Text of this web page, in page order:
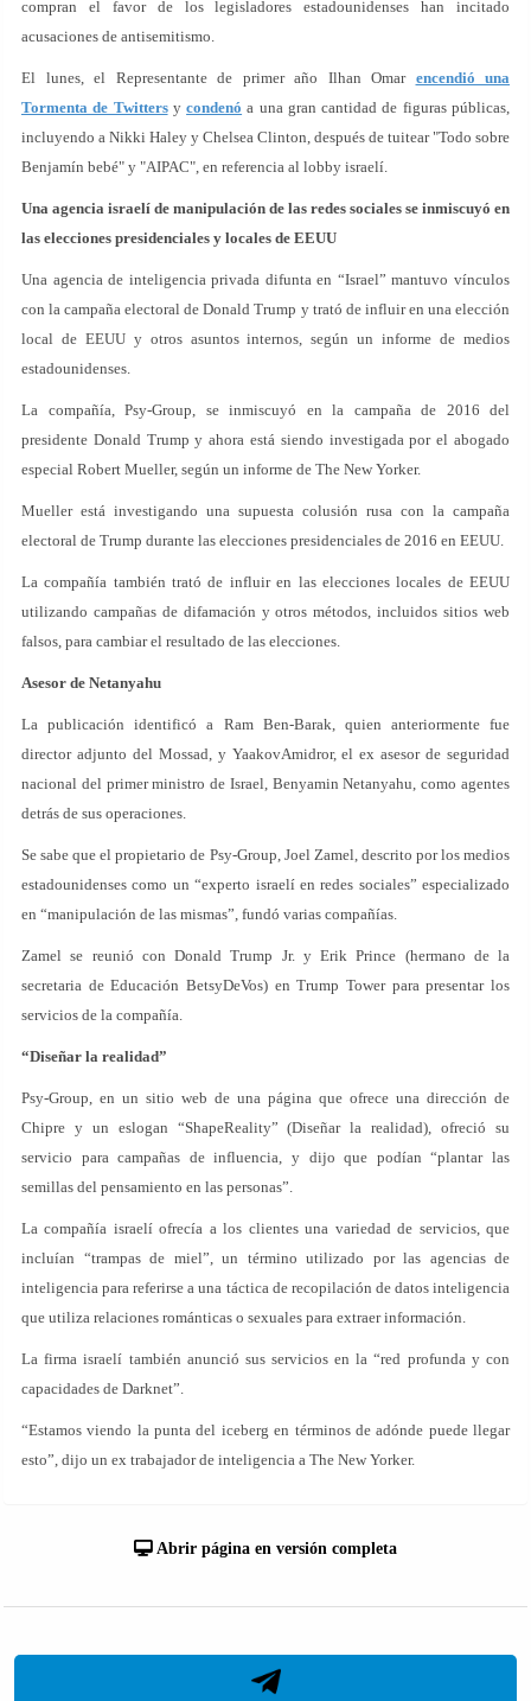
compran el favor de los legisladores estadounidenses han incitado
acusaciones de antisemitismo.
El lunes, el Representante de primer año Ilhan Omar encendió una
Tormenta de Twittersycondenó a una gran cantidad de figuras públicas,
incluyendo a Nikki Haley y Chelsea Clinton, después de tuitear "Todo sobre
Benjamín bebé" y "AIPAC", en referencia al lobby israelí.
Una agencia israelí de manipulación de las redes sociales se inmiscuyó en
las elecciones presidenciales y locales de EEUU
Una agencia de inteligencia privada difunta en “Israel” mantuvo vínculos
con la campaña electoral de Donald Trump y trató de influir en una elección
local de EEUU y otros asuntos internos, según un informe de medios
estadounidenses.
La compañía, Psy-Group, se inmiscuyó en la campaña de 2016 del
presidente Donald Trump y ahora está siendo investigada por el abogado
especial Robert Mueller, según un informe de The New Yorker.
Mueller está investigando una supuesta colusión rusa con la campaña
electoral de Trump durante las elecciones presidenciales de 2016 en EEUU.
La compañía también trató de influir en las elecciones locales de EEUU
utilizando campañas de difamación y otros métodos, incluidos sitios web
falsos, para cambiar el resultado de las elecciones.
Asesor de Netanyahu
La publicación identificó a Ram Ben-Barak, quien anteriormente fue
director adjunto del Mossad, y YaakovAmidror, el ex asesor de seguridad
nacional del primer ministro de Israel, Benyamin Netanyahu, como agentes
detrás de sus operaciones.
Se sabe que el propietario de Psy-Group, Joel Zamel, descrito por los medios
estadounidenses como un “experto israelí en redes sociales” especializado
en “manipulación de las mismas”, fundó varias compañías.
Zamel se reunió con Donald Trump Jr. y Erik Prince (hermano de la
secretaria de Educación BetsyDeVos) en Trump Tower para presentar los
servicios de la compañía.
“Diseñar la realidad”
Psy-Group, en un sitio web de una página que ofrece una dirección de
Chipre y un eslogan “ShapeReality” (Diseñar la realidad), ofreció su
servicio para campañas de influencia, y dijo que podían “plantar las
semillas del pensamiento en las personas”.
La compañía israelí ofrecía a los clientes una variedad de servicios, que
incluían “trampas de miel”, un término utilizado por las agencias de
inteligencia para referirse a una táctica de recopilación de datos inteligencia
que utiliza relaciones románticas o sexuales para extraer información.
La firma israelí también anunció sus servicios en la “red profunda y con
capacidades de Darknet”.
“Estamos viendo la punta del iceberg en términos de adónde puede llegar
esto”, dijo un ex trabajador de inteligencia a The New Yorker.
Abrir página en versión completa